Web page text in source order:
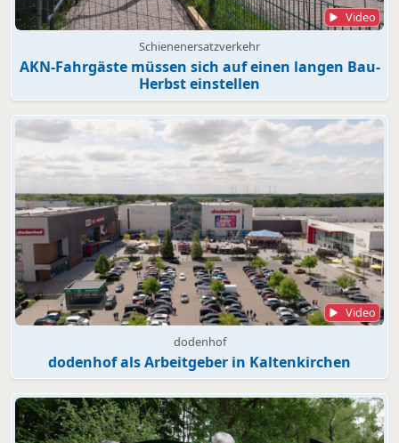
Video
Schienenersatzverkehr
AKN-Fahrgäste müssen sich auf einen langen Bau-
Herbst einstellen
Video
dodenhof
dodenhof als Arbeitgeber in Kaltenkirchen